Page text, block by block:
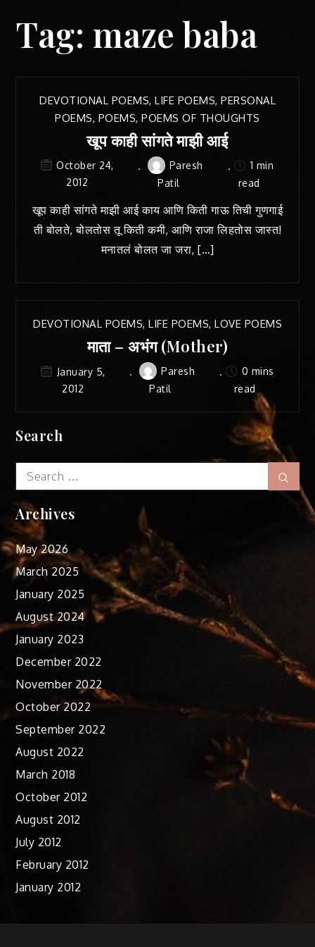
Tag: maze baba
DEVOTIONAL POEMS, LIFE POEMS, PERSONAL
POEMS, POEMS,POEMS OF THOUGHTS
खूप काही सांगते माझी आई
October 24,
2012
Paresh
Patil
1 min
read
खूप काही सांगते माझी आई काय आणि किती गाऊ तिची गुणगाई
ती बोलते, बोलतोस तू किती कमी, आणि राजा लिहतोस जास्त!
मनातलं बोलत जा जरा, […]
DEVOTIONAL POEMS, LIFE POEMS, LOVE POEMS
माता – अभंग (Mother)
January 5,
2012
Paresh
Patil
0 mins
read
Search
Search
for:
Archives
May 2026
March 2025
January 2025
August 2024
January 2023
December 2022
November 2022
October 2022
September 2022
August 2022
March 2018
October 2012
August 2012
July 2012
February 2012
January 2012